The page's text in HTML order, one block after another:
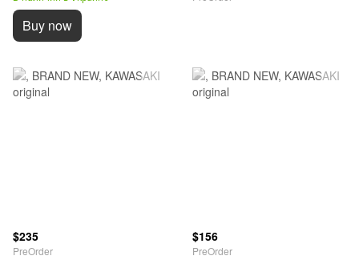
Buy now
$235
PreOrder
$156
PreOrder